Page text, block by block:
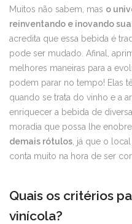
Muitos não sabem, mas o
reinventando e inovando
acredita que essa bebida é
pode ser mudado. Afinal,
melhores maneiras para a
podem parar no tempo! Elas
quando se trata do vinho e a
enriquecer a bebida de
moradia que possa lhe
demais rótulos , já que o
conta muito na hora de ser
Quais os critérios
vinícola?